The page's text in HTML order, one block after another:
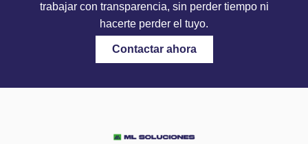
trabajar con transparencia, sin perder tiempo ni
hacerte perder el tuyo.
Contactar ahora